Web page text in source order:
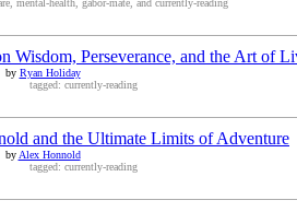
mental-health, gabor-maté, and currently-reading
Wisdom, Perseverance, and the Art of
by Ryan Holiday
tagged: currently-reading
and the Ultimate Limits of Adventure
by Alex Honnold
tagged: currently-reading